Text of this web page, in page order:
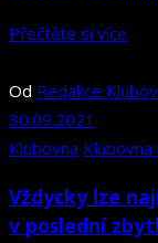
Přečtěte si více
Od Redakce
30.09.2021
Klubovna Klubovna
Vždycky lze
v poslední